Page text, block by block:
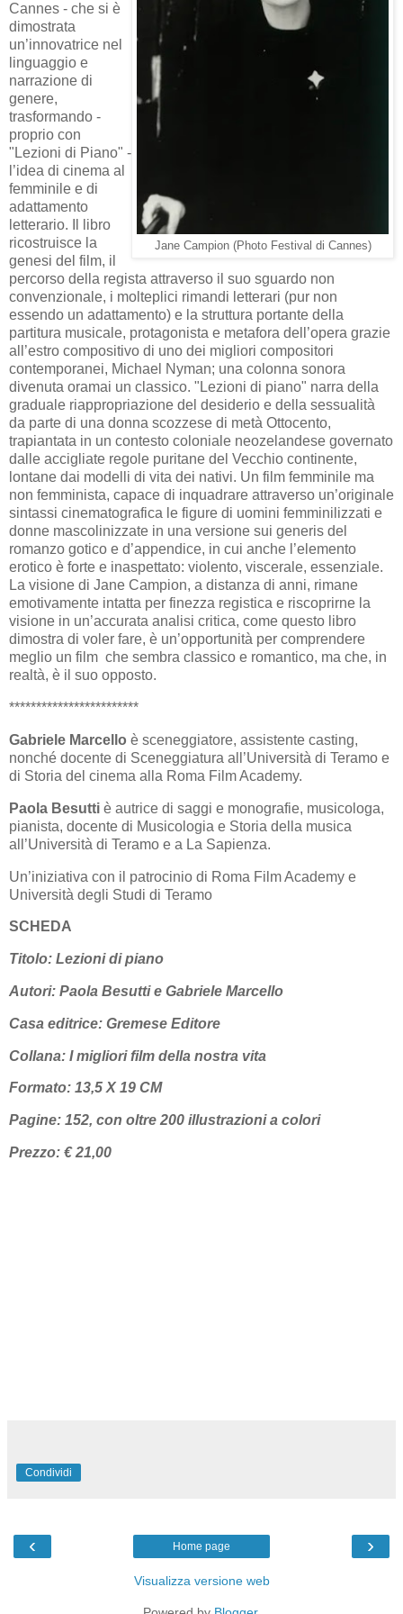
Jane Campion (Photo Festival di Cannes)
Cannes - che si è
dimostrata
un’innovatrice nel
linguaggio e
narrazione di
genere,
trasformando -
proprio con
"Lezioni di Piano" -
l’idea di cinema al
femminile e di
adattamento
letterario. Il libro
ricostruisce la
genesi del film, il
percorso della regista attraverso il suo sguardo non
convenzionale, i molteplici rimandi letterari (pur non
essendo un adattamento) e la struttura portante della
partitura musicale, protagonista e metafora dell’opera grazie
all’estro compositivo di uno dei migliori compositori
contemporanei, Michael Nyman; una colonna sonora
divenuta oramai un classico. "Lezioni di piano" narra della
graduale riappropriazione del desiderio e della sessualità
da parte di una donna scozzese di metà Ottocento,
trapiantata in un contesto coloniale neozelandese governato
dalle accigliate regole puritane del Vecchio continente,
lontane dai modelli di vita dei nativi. Un film femminile ma
non femminista, capace di inquadrare attraverso un’originale
sintassi cinematografica le figure di uomini femminilizzati e
donne mascolinizzate in una versione sui generis del
romanzo gotico e d’appendice, in cui anche l’elemento
erotico è forte e inaspettato: violento, viscerale, essenziale.
La visione di Jane Campion, a distanza di anni, rimane
emotivamente intatta per finezza registica e riscoprirne la
visione in un’accurata analisi critica, come questo libro
dimostra di voler fare, è un’opportunità per comprendere
meglio un film che sembra classico e romantico, ma che, in
realtà, è il suo opposto.
************************
Gabriele Marcello è sceneggiatore, assistente casting,
nonché docente di Sceneggiatura all’Università di Teramo e
di Storia del cinema alla Roma Film Academy.
Paola Besutti è autrice di saggi e monografie, musicologa,
pianista, docente di Musicologia e Storia della musica
all’Università di Teramo e a La Sapienza.
Un’iniziativa con il patrocinio di Roma Film Academy e
Università degli Studi di Teramo
SCHEDA
Titolo: Lezioni di piano
Autori: Paola Besutti e Gabriele Marcello
Casa editrice: Gremese Editore
Collana: I migliori film della nostra vita
Formato: 13,5 X 19 CM
Pagine: 152, con oltre 200 illustrazioni a colori
Prezzo: € 21,00
Condividi
‹ ›
Home page
Visualizza versione web